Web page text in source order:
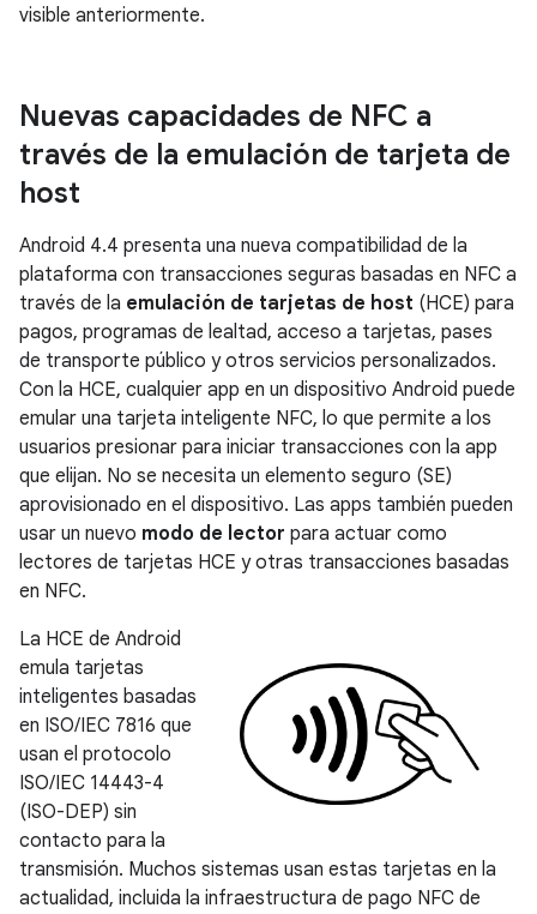
visible anteriormente.
Nuevas capacidades de NFC a
través de la emulación de tarjeta de
host
Android 4.4 presenta una nueva compatibilidad de la
plataforma con transacciones seguras basadas en NFC a
través de la emulación de tarjetas de host (HCE) para
pagos, programas de lealtad, acceso a tarjetas, pases
de transporte público y otros servicios personalizados.
Con la HCE, cualquier app en un dispositivo Android puede
emular una tarjeta inteligente NFC, lo que permite a los
usuarios presionar para iniciar transacciones con la app
que elijan. No se necesita un elemento seguro (SE)
aprovisionado en el dispositivo. Las apps también pueden
usar un nuevo modo de lector para actuar como
lectores de tarjetas HCE y otras transacciones basadas
en NFC.
La HCE de Android
emula tarjetas
inteligentes basadas
en ISO/IEC 7816 que
usan el protocolo
ISO/IEC 14443-4
(ISO-DEP) sin
contacto para la
transmisión. Muchos sistemas usan estas tarjetas en la
actualidad, incluida la infraestructura de pago NFC de